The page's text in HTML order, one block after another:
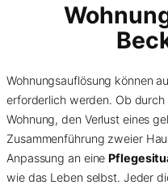
Wohnungsauflösung können
erforderlich werden. Ob
Wohnung, den Verlust eines
Zusammenführung zweier
Anpassung an eine
wie das Leben selbst. Jeder